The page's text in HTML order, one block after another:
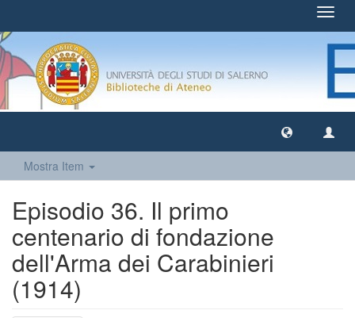
Mostra Item
Episodio 36. Il primo
centenario di fondazione
dell'Arma dei Carabinieri
(1914)